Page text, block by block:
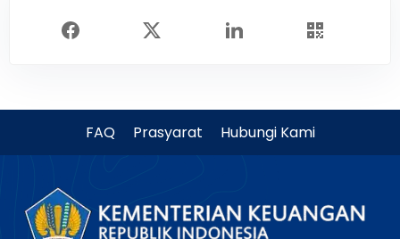
FAQ Prasyarat Hubungi Kami